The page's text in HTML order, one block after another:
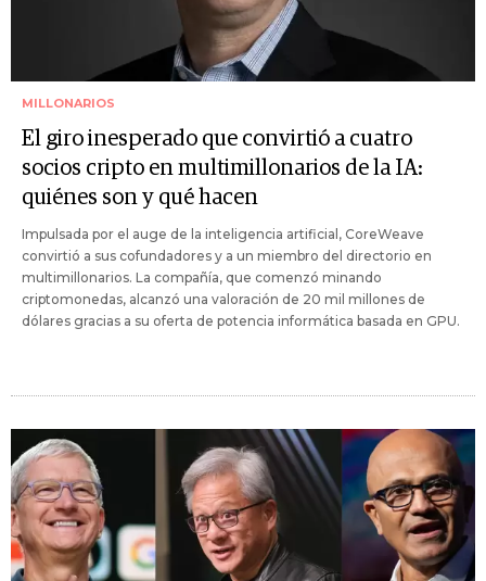
MILLONARIOS
El giro inesperado que convirtió a cuatro
socios cripto en multimillonarios de la IA:
quiénes son y qué hacen
Impulsada por el auge de la inteligencia artificial, CoreWeave
convirtió a sus cofundadores y a un miembro del directorio en
multimillonarios. La compañía, que comenzó minando
criptomonedas, alcanzó una valoración de 20 mil millones de
dólares gracias a su oferta de potencia informática basada en GPU.